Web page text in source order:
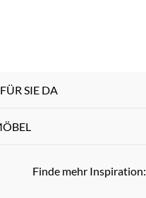
SIE DA
Finde mehr Inspiration: